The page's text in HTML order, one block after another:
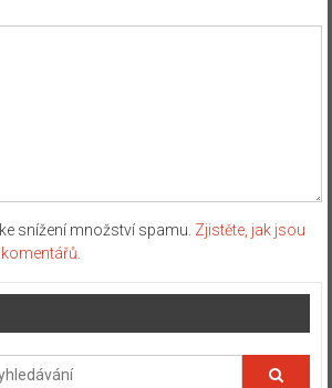
snížení množství spamu. Zjistěte, jak jsou